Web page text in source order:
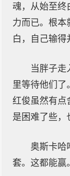
魂，从始至终
力而已。根本
白，自己输得
当胖子走
里等待他们了
红俊虽然有点
是困难了些，
奥斯卡哈
套。这都能赢